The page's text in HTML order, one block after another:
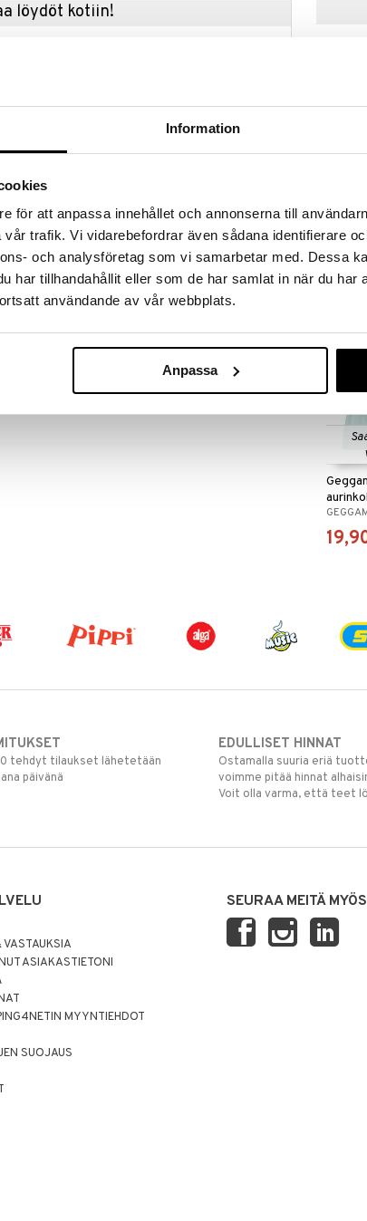
Information
för att anpassa innehållet och annonserna till
trafik. Vi vidarebefordrar även sådana identifierare
och analysföretag som vi samarbetar med. Dessa
har tillhandahållit eller som de har samlat in när du har
användande av vår webbplats.
Anpassa
löydöt kotiin!
UV-suoja 50+. Peitolla on monia
vaunun päälle ripustettavaksi, auringon alla
UV-peiton materiaali hengittää ja on valmistettu
tehdyt tilaukset lähetetään
päivänä
EDULLISET HINNAT
Ostamalla suuria eriä
voimme pitää hinnat
Voit olla varma, että teet
ASIAKASTIETONI
MYYNTIEHDOT
SUOJAUS
SEURAA MEITÄ